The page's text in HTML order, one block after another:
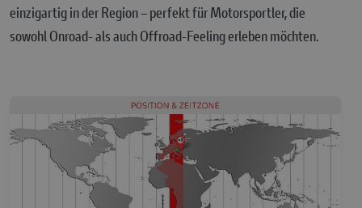
einzigartig in der Region – perfekt für Motorsportler, die
sowohl Onroad- als auch Offroad-Feeling erleben möchten.